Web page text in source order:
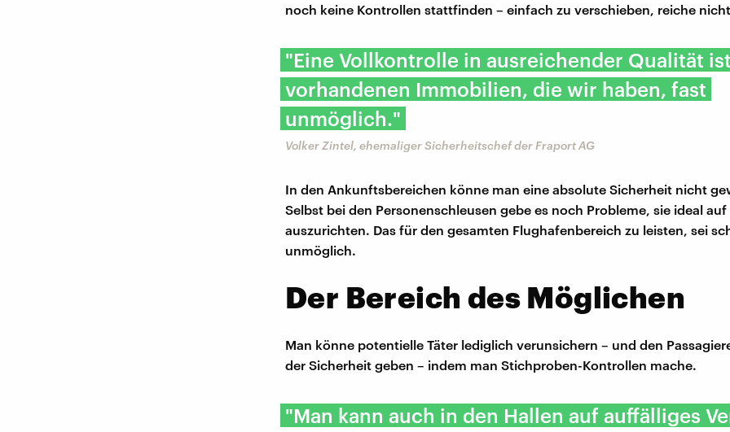
noch keine Kontrollen stattfinden – einfach zu verschieben, reiche
"Eine Vollkontrolle in ausreichender Qualität
vorhandenen Immobilien, die wir haben, fast
unmöglich."
Volker Zintel, ehemaliger Sicherheitschef der Fraport AG
In den Ankunftsbereichen könne man eine absolute Sicherheit nicht
Selbst bei den Personenschleusen gebe es noch Probleme, sie ideal
auszurichten. Das für den gesamten Flughafenbereich zu leisten, sei
unmöglich.
Der Bereich des Möglichen
Man könne potentielle Täter lediglich verunsichern – und den
der Sicherheit geben – indem man Stichproben-Kontrollen mache.
"Man kann auch in den Hallen auf auffälliges